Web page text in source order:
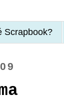
Scrapbook?